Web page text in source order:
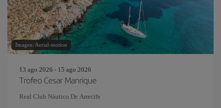
Imagen: Aerial-motion
13 ago 2026 - 15 ago 2026
Trofeo Cesar Manrique
Real Club Náutico De Arrecife